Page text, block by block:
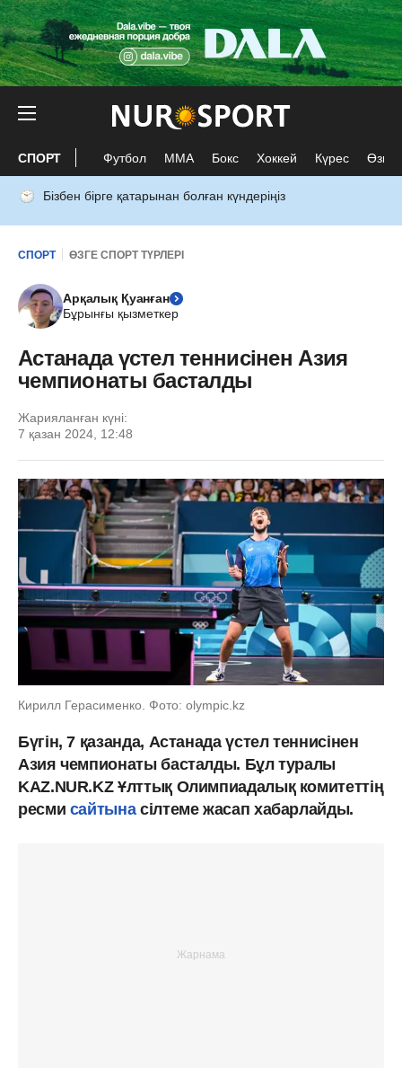
СПОРТ Футбол ММА Бокс Хоккей Күрес Өзге
Бізбен бірге қатарынан болған күндеріңіз
СПОРТ ӨЗГЕ СПОРТ ТҮРЛЕРІ
Арқалық Қуанған
Бұрынғы қызметкер
Астанада үстел теннисінен Азия
чемпионаты басталды
Жарияланған күні:
7 қазан 2024, 12:48
Кирилл Герасименко. Фото: olympic.kz
Бүгін, 7 қазанда, Астанада үстел теннисінен
Азия чемпионаты басталды. Бұл туралы
KAZ.NUR.KZ Ұлттық Олимпиадалық комитеттің
ресми сайтына сілтеме жасап хабарлайды.